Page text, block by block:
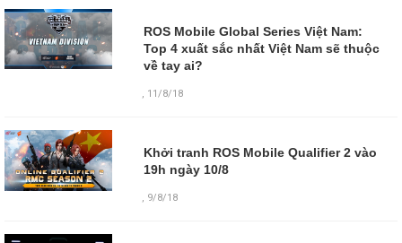
ROS Mobile Global Series Việt Nam:
Top 4 xuất sắc nhất Việt Nam sẽ thuộc
về tay ai?
, 11/8/18
Khởi tranh ROS Mobile Qualifier 2 vào
19h ngày 10/8
, 9/8/18